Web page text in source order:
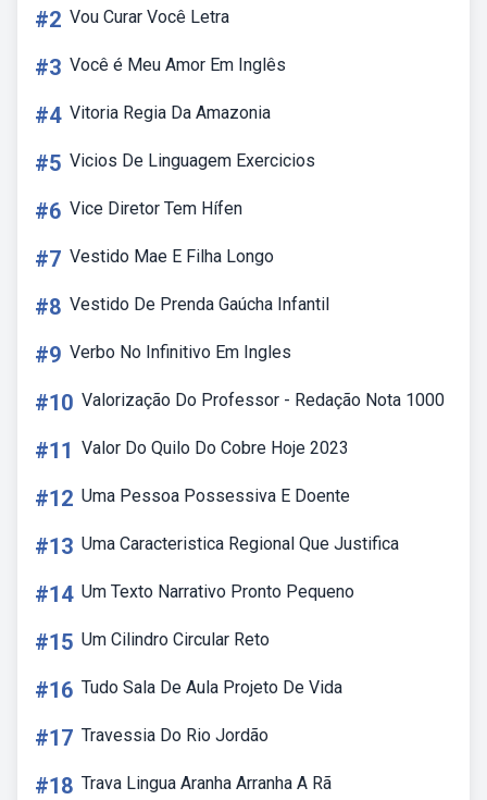
#2 Vou Curar Você Letra
#3 Você é Meu Amor Em Inglês
#4 Vitoria Regia Da Amazonia
#5 Vicios De Linguagem Exercicios
#6 Vice Diretor Tem Hífen
#7 Vestido Mae E Filha Longo
#8 Vestido De Prenda Gaúcha Infantil
#9 Verbo No Infinitivo Em Ingles
#10 Valorização Do Professor - Redação Nota 1000
#11 Valor Do Quilo Do Cobre Hoje 2023
#12 Uma Pessoa Possessiva E Doente
#13 Uma Caracteristica Regional Que Justifica
#14 Um Texto Narrativo Pronto Pequeno
#15 Um Cilindro Circular Reto
#16 Tudo Sala De Aula Projeto De Vida
#17 Travessia Do Rio Jordão
#18 Trava Lingua Aranha Arranha A Rã